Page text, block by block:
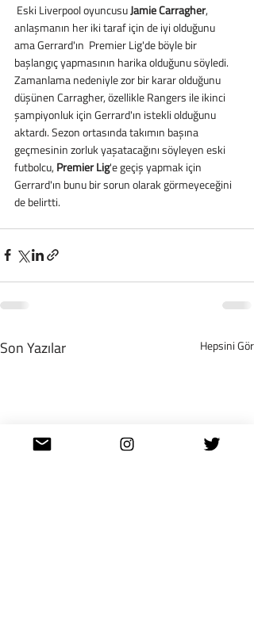
Eski Liverpool oyuncusu Jamie Carragher,
anlaşmanın her iki taraf için de iyi olduğunu
ama Gerrard'ın  Premier Lig'de böyle bir
başlangıç yapmasının harika olduğunu söyledi.
Zamanlama nedeniyle zor bir karar olduğunu
düşünen Carragher, özellikle Rangers ile ikinci
şampiyonluk için Gerrard'ın istekli olduğunu
aktardı. Sezon ortasında takımın başına
geçmesinin zorluk yaşatacağını söyleyen eski
futbolcu, Premier Lig'e geçiş yapmak için
Gerrard'ın bunu bir sorun olarak görmeyeceğini
de belirtti.
Son Yazılar Hepsini Gör